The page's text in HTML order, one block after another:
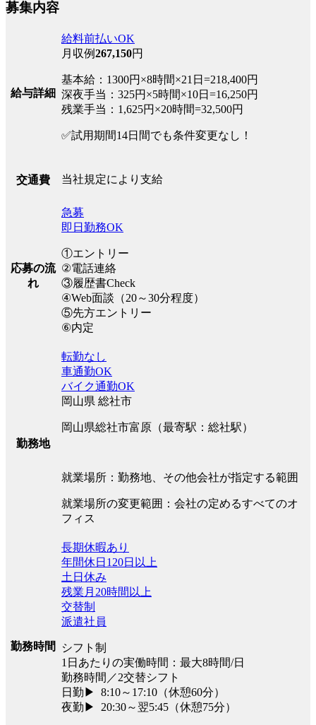
募集内容
給与詳細
給料前払いOK
月収例267,150円
基本給：1300円×8時間×21日=218,400円
深夜手当：325円×5時間×10日=16,250円
残業手当：1,625円×20時間=32,500円
✅試用期間14日間でも条件変更なし！
交通費 当社規定により支給
応募の流
れ
急募
即日勤務OK
①エントリー
②電話連絡
③履歴書Check
④Web面談（20～30分程度）
⑤先方エントリー
⑥内定
勤務地
転勤なし
車通勤OK
バイク通勤OK
岡山県 総社市
岡山県総社市富原（最寄駅：総社駅）
就業場所：勤務地、その他会社が指定する範囲
就業場所の変更範囲：会社の定めるすべてのオ
フィス
勤務時間
長期休暇あり
年間休日120日以上
土日休み
残業月20時間以上
交替制
派遣社員
シフト制
1日あたりの実働時間：最大8時間/日
勤務時間／2交替シフト
日勤▶ 8:10～17:10（休憩60分）
夜勤▶ 20:30～翌5:45（休憩75分）